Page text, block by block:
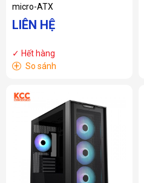
micro-ATX
LIÊN HỆ
✓ Hết hàng
+ So sánh